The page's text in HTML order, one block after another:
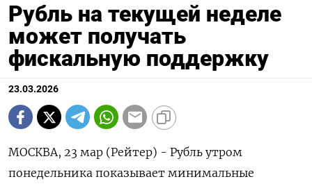
Рубль на текущей неделе
может получать
фискальную поддержку
23.03.2026
МОСКВА, 23 мар (Рейтер) - Рубль утром
понедельника показывает минимальные